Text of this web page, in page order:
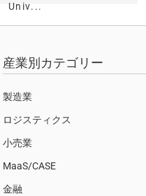
Univ...
産業別カテゴリー
製造業
ロジスティクス
小売業
MaaS/CASE
金融